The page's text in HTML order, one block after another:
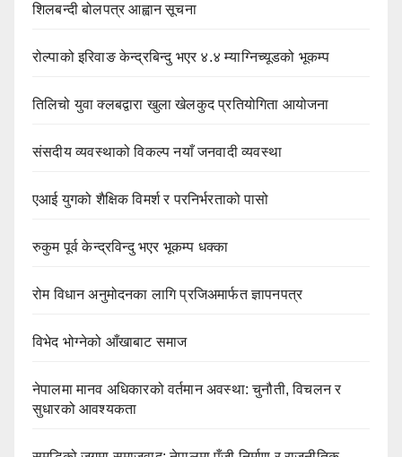
शिलबन्दी बोलपत्र आह्वान सूचना
रोल्पाको इरिवाङ केन्द्रबिन्दु भएर ४.४ म्याग्निच्यूडको भूकम्प
तिलिचो युवा क्लबद्वारा खुला खेलकुद प्रतियोगिता आयोजना
संसदीय व्यवस्थाको विकल्प नयाँ जनवादी व्यवस्था
एआई युगको शैक्षिक विमर्श र परनिर्भरताको पासो
रुकुम पूर्व केन्द्रविन्दु भएर भूकम्प धक्का
रोम विधान अनुमोदनका लागि प्रजिअमार्फत ज्ञापनपत्र
विभेद भोग्नेको आँखाबाट समाज
नेपालमा मानव अधिकारको वर्तमान अवस्था: चुनौती, विचलन र
सुधारको आवश्यकता